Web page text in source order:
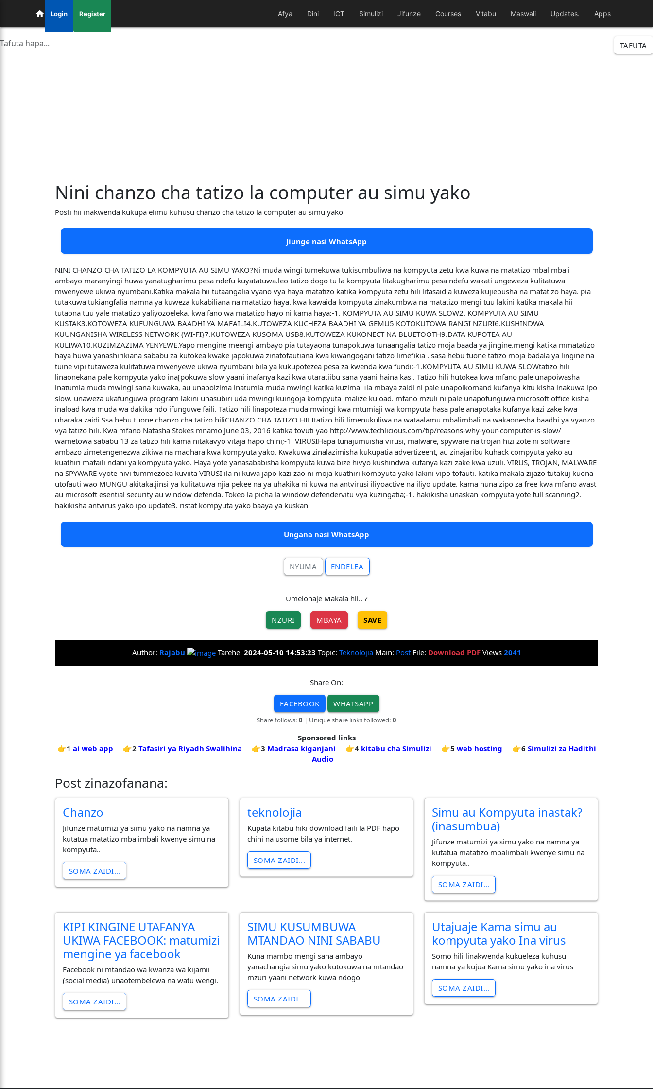
Login Register Afya Dini ICT Simulizi Jifunze Courses Vitabu Maswali Updates. Apps
TAFUTA
Nini chanzo cha tatizo la computer au simu yako
Posti hii inakwenda kukupa elimu kuhusu chanzo cha tatizo la computer au simu yako
Jiunge nasi WhatsApp
NINI CHANZO CHA TATIZO LA KOMPYUTA AU SIMU YAKO?Ni muda wingi tumekuwa tukisumbuliwa na kompyuta zetu kwa kuwa na matatizo mbalimbali
ambayo maranyingi huwa yanatugharimu pesa ndefu kuyatatuwa.leo tatizo dogo tu la kompyuta litakugharimu pesa ndefu wakati ungeweza kulitatuwa
mwenyewe ukiwa nyumbani.Katika makala hii tutaangalia vyano vya haya matatizo katika kompyuta zetu hili litasaidia kuweza kujiepusha na matatizo haya. pia
tutakuwa tukiangfalia namna ya kuweza kukabiliana na matatizo haya. kwa kawaida kompyuta zinakumbwa na matatizo mengi tuu lakini katika makala hii
tutaona tuu yale matatizo yaliyozoeleka. kwa fano wa matatizo hayo ni kama haya;-1. KOMPYUTA AU SIMU KUWA SLOW2. KOMPYUTA AU SIMU
KUSTAK3.KOTOWEZA KUFUNGUWA BAADHI YA MAFAILI4.KUTOWEZA KUCHEZA BAADHI YA GEMU5.KOTOKUTOWA RANGI NZURI6.KUSHINDWA
KUUNGANISHA WIRELESS NETWORK {WI-FI}7.KUTOWEZA KUSOMA USB8.KUTOWEZA KUKONECT NA BLUETOOTH9.DATA KUPOTEA AU
KULIWA10.KUZIMZAZIMA YENYEWE.Yapo mengine meengi ambayo pia tutayaona tunapokuwa tunaangalia tatizo moja baada ya jingine.mengi katika mmatatizo
haya huwa yanashirikiana sababu za kutokea kwake japokuwa zinatofautiana kwa kiwangogani tatizo limefikia . sasa hebu tuone tatizo moja badala ya lingine na
tuine vipi tutaweza kulitatuwa mwenyewe ukiwa nyumbani bila ya kukupotezea pesa za kwenda kwa fundi;-1.KOMPYUTA AU SIMU KUWA SLOWtatizo hili
linaonekana pale kompyuta yako ina[pokuwa slow yaani inafanya kazi kwa utaratiibu sana yaani haina kasi. Tatizo hili hutokea kwa mfano pale unapoiwasha
inatumia muda mwingi sana kuwaka, au unapoizima inatumia muda mwingi katika kuzima. Ila mbaya zaidi ni pale unapoikomand kufanya kitu kisha inakuwa ipo
slow. unaweza ukafunguwa program lakini unasubiri uda mwingi kuingoja kompyuta imalize kuload. mfano mzuli ni pale unapofunguwa microsoft office kisha
inaload kwa muda wa dakika ndo ifunguwe faili. Tatizo hili linapoteza muda mwingi kwa mtumiaji wa kompyuta hasa pale anapotaka kufanya kazi zake kwa
uharaka zaidi.Ssa hebu tuone chanzo cha tatizo hiliCHANZO CHA TATIZO HILItatizo hili limenukuliwa na wataalamu mbalimbali na wakaonesha baadhi ya vyanzo
vya tatizo hili. Kwa mfano Natasha Stokes mnamo June 03, 2016 katika tovuti yao http://www.techlicious.com/tip/reasons-why-your-computer-is-slow/
wametowa sababu 13 za tatizo hili kama nitakavyo vitaja hapo chini;-1. VIRUSIHapa tunajumuisha virusi, malware, spyware na trojan hizi zote ni software
ambazo zimetengenezwa zikiwa na madhara kwa kompyuta yako. Kwakuwa zinalazimisha kukupatia advertizeent, au zinajaribu kuhack compyuta yako au
kuathiri mafaili ndani ya kompyuta yako. Haya yote yanasababisha kompyuta kuwa bize hivyo kushindwa kufanya kazi zake kwa uzuli. VIRUS, TROJAN, MALWARE
na SPYWARE vyote hivi tummezoea kuviita VIRUSI ila ni kuwa japo kazi zao ni moja kuathiri kompyuta yako lakini vipo tofauti. katika makala zijazo tutakuj kuona
utofauti wao MUNGU akitaka.jinsi ya kulitatuwa njia pekee na ya uhakika ni kuwa na antvirusi iliyoactive na iliyo update. kama huna zipo za free kwa mfano avast
au microsoft esential security au window defenda. Tokeo la picha la window defendervitu vya kuzingatia;-1. hakikisha unaskan kompyuta yote full scanning2.
hakikisha antvirus yako ipo update3. ristat kompyuta yako baaya ya kuskan
Ungana nasi WhatsApp
NYUMA ENDELEA
Umeionaje Makala hii.. ?
NZURI MBAYA SAVE
Author: Rajabu Tarehe: 2024-05-10 14:53:23 Topic: TeknolojiaMain: PostFile: Download PDFViews 2041
Share On:
FACEBOOK WHATSAPP
Share follows: 0 | Unique share links followed: 0
Sponsored links
👉1 ai web app 👉2 Tafasiri ya Riyadh Swalihina 👉3 Madrasa kiganjani 👉4 kitabu cha Simulizi 👉5 web hosting 👉6 Simulizi za Hadithi
Audio
Post zinazofanana:
Chanzo
Jifunze matumizi ya simu yako na namna ya
kutatua matatizo mbalimbali kwenye simu na
kompyuta..
SOMA ZAIDI...
teknolojia
Kupata kitabu hiki download faili la PDF hapo
chini na usome bila ya internet.
SOMA ZAIDI...
Simu au Kompyuta inastak?
(inasumbua)
Jifunze matumizi ya simu yako na namna ya
kutatua matatizo mbalimbali kwenye simu na
kompyuta..
SOMA ZAIDI...
KIPI KINGINE UTAFANYA
UKIWA FACEBOOK: matumizi
mengine ya facebook
Facebook ni mtandao wa kwanza wa kijamii
(social media) unaotembelewa na watu wengi.
SOMA ZAIDI...
SIMU KUSUMBUWA
MTANDAO NINI SABABU
Kuna mambo mengi sana ambayo
yanachangia simu yako kutokuwa na mtandao
mzuri yaani network kuwa ndogo.
SOMA ZAIDI...
Utajuaje Kama simu au
kompyuta yako Ina virus
Somo hili linakwenda kukueleza kuhusu
namna ya kujua Kama simu yako ina virus
SOMA ZAIDI...